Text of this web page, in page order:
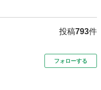
投稿793件
フォローする